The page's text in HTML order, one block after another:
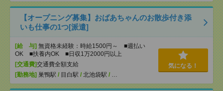
【オープニング募集】おばあちゃんのお散歩付き添
いも仕事の1つ[派遣]
[給 与] 無資格未経験：時給1500円～ ■週払い
OK ■扶養内OK ■日収1万2000円以上
[交通費]交通費全額支給
[勤務地] 巣鴨駅 / 目白駅 / 北池袋駅 / …
気になる！